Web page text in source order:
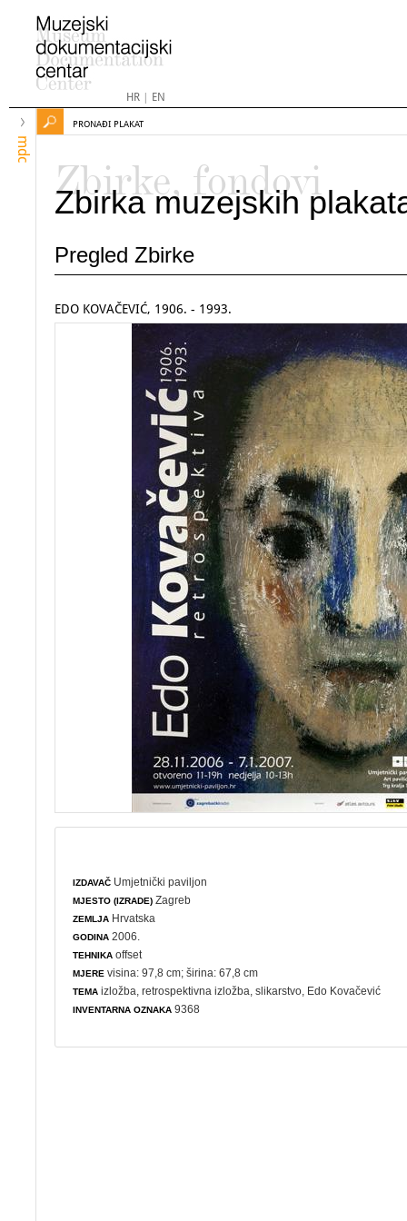
HR| EN
mdc
PRONAĐI PLAKAT
Zbirke, fondovi
Zbirka muzejskih
Pregled Zbirke
EDO KOVAČEVIĆ, 1906. - 1993.
IZDAVAČ Umjetnički paviljon
MJESTO (IZRADE) Zagreb
ZEMLJA Hrvatska
GODINA 2006.
TEHNIKA offset
MJERE visina: 97,8 cm; širina: 67,8 cm
TEMA izložba ,retrospektivna izložba ,slikarstvo , Edo Kovačević
INVENTARNA OZNAKA 9368